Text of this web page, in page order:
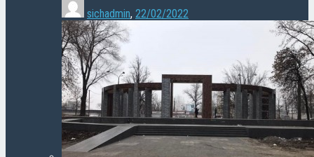
sichadmin, 22/02/2022